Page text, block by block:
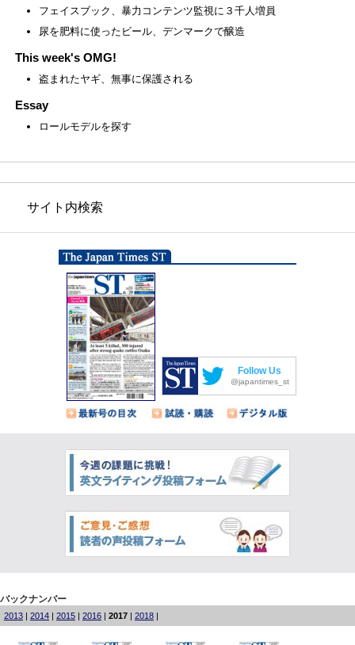
フェイスブック、暴力コンテンツ監視に３千人増員
尿を肥料に使ったビール、デンマークで醸造
This week's OMG!
盗まれたヤギ、無事に保護される
Essay
ロールモデルを探す
サイト内検索
Follow Us
@japantimes_st
バックナンバー
2013 | 2014 | 2015 | 2016 | 2017 | 2018 |